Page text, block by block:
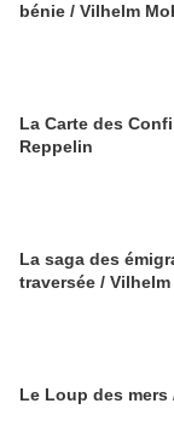
bénie / Vilhelm
La Carte des
Reppelin
La saga des
traversée /
Le Loup des